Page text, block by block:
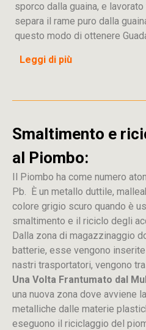
sporco dalla guaina, e
separa il rame puro dalla
questo modo di ottenere
Leggi di più
Smaltimento e
al Piombo:
Il Piombo ha come numero
Pb. È un metallo duttile,
colore grigio scuro quando è
smaltimento e il riciclo degli
Dalla zona di magazzinaggio
batterie, esse vengono
nastri trasportatori, vengono
Una Volta Frantumato dal
una nuova zona dove avviene
metalliche dalle materie
eseguono il riciclaggio del